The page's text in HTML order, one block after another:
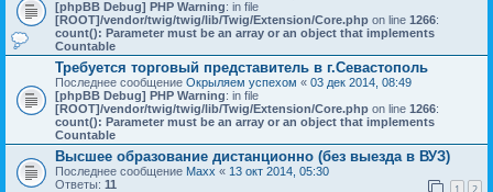
[phpBB Debug] PHP Warning: in file
[ROOT]/vendor/twig/twig/lib/Twig/Extension/Core.php on line 1266:
count(): Parameter must be an array or an object that implements
Countable
Требуется торговый представитель в г.Севастополь
Последнее сообщение Окрыляем успехом « 03 дек 2014, 08:49
[phpBB Debug] PHP Warning: in file
[ROOT]/vendor/twig/twig/lib/Twig/Extension/Core.php on line 1266:
count(): Parameter must be an array or an object that implements
Countable
Высшее образование дистанционно (без выезда в ВУЗ)
Последнее сообщение Maxx « 13 окт 2014, 05:30
Ответы: 11